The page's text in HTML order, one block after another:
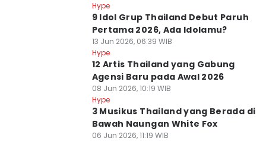
Hype
9 Idol Grup Thailand Debut Paruh
Pertama 2026, Ada Idolamu?
13 Jun 2026, 06:39 WIB
Hype
12 Artis Thailand yang Gabung
Agensi Baru pada Awal 2026
08 Jun 2026, 10:19 WIB
Hype
3 Musikus Thailand yang Berada di
Bawah Naungan White Fox
06 Jun 2026, 11:19 WIB